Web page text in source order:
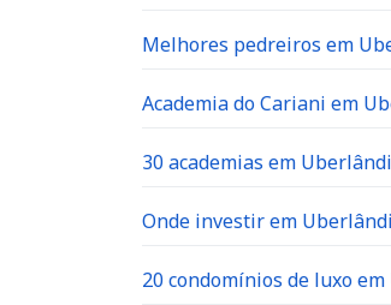
Melhores pedreiros em
Academia do Cariani em
30 academias em
Onde investir em
20 condomínios de luxo